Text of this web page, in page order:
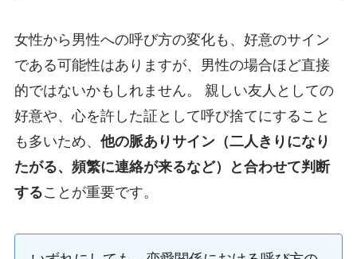
女性から男性への呼び方の変化も、好意のサイン
である可能性はありますが、男性の場合ほど直接
的ではないかもしれません。 親しい友人としての
好意や、心を許した証として呼び捨てにすること
も多いため、 他の脈ありサイン（二人きりになり
たがる、頻繁に連絡が来るなど）と合わせて判断
することが重要です。